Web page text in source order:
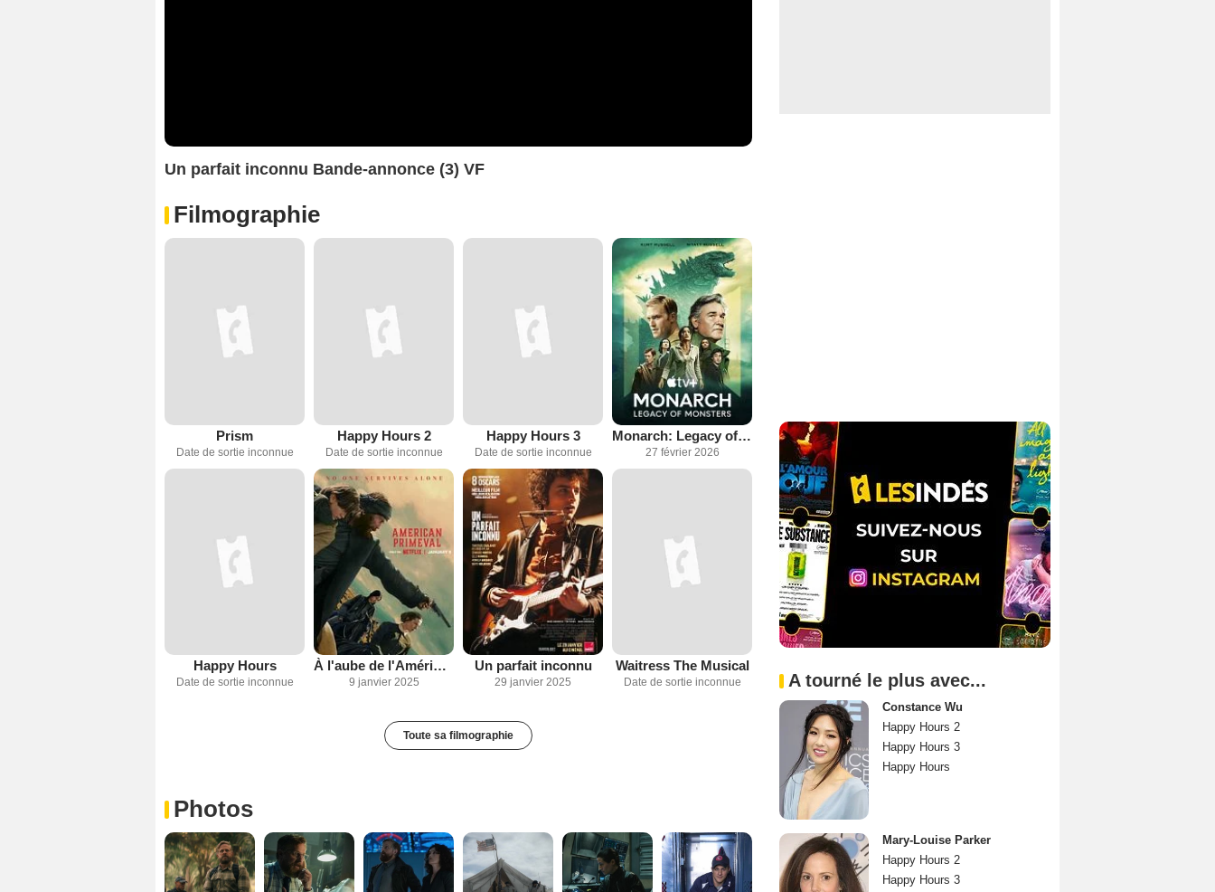
Un parfait inconnu Bande-annonce (3) VF
Filmographie
Prism
Date de sortie inconnue
Happy Hours 2
Date de sortie inconnue
Happy Hours 3
Date de sortie inconnue
Monarch: Legacy of Monsters
27 février 2026
Happy Hours
Date de sortie inconnue
À l'aube de l'Amérique
9 janvier 2025
Un parfait inconnu
29 janvier 2025
Waitress The Musical
Date de sortie inconnue
Toute sa filmographie
Photos
A tourné le plus avec...
Constance Wu
Happy Hours 2
Happy Hours 3
Happy Hours
Mary-Louise Parker
Happy Hours 2
Happy Hours 3